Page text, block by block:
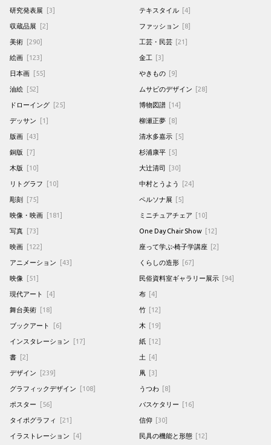
研究発表展 [3]
収蔵品展 [2]
美術 [290]
絵画 [123]
日本画 [55]
油絵 [52]
ドローイング [25]
デッサン [1]
版画 [43]
銅版 [7]
木版 [10]
リトグラフ [10]
彫刻 [75]
映像・映画 [181]
写真 [73]
映画 [122]
アニメーション [43]
映像 [51]
現代アート [4]
舞台美術 [18]
ブックアート [6]
インスタレーション [17]
書 [2]
デザイン [239]
グラフィックデザイン [108]
ポスター [56]
タイポグラフィ [21]
イラストレーション [4]
テキスタイル [4]
ファッション [8]
工芸・民芸 [21]
金工 [3]
やきもの [9]
ムサビのデザイン [28]
博物図譜 [14]
柳瀬正夢 [8]
清水多嘉示 [5]
杉浦康平 [5]
大辻清司 [30]
中村とうよう [24]
ペルソナ展 [5]
ミニチュアチェア [10]
One Day Chair Show [12]
座って学ぶ-椅子学講座 [2]
くらしの造形 [67]
民俗資料室ギャラリー展示 [94]
布 [4]
竹 [12]
木 [19]
紙 [12]
土 [4]
凧 [3]
うつわ [8]
バスケタリー [16]
信仰 [30]
民具の機能と形態 [12]